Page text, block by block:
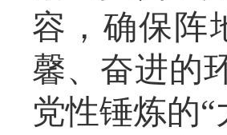
容，确保阵
馨、奋进的
党性锤炼的“